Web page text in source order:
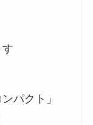
パクト」